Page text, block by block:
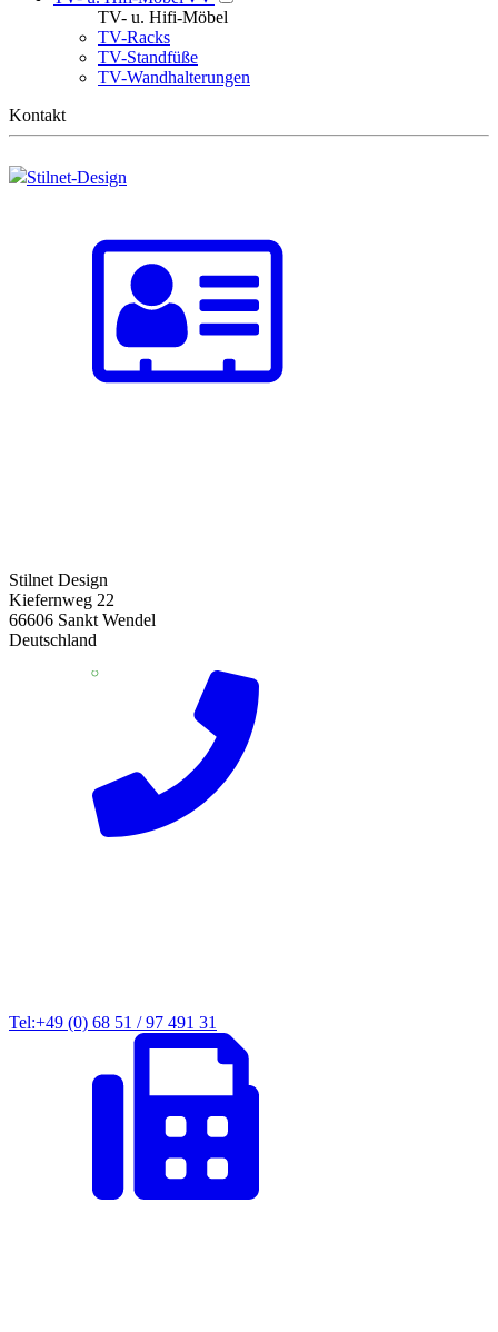
TV- u. Hifi-Möbel
TV-Racks
TV-Standfüße
TV-Wandhalterungen
Kontakt
Stilnet-Design
Stilnet Design
Kiefernweg 22
66606 Sankt Wendel
Deutschland
Tel:+49 (0) 68 51 / 97 491 31